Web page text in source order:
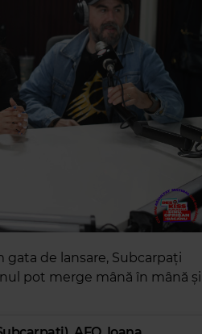
de lansare, Subcarpați
pot merge mână în mână și